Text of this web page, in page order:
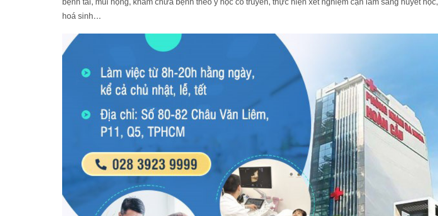
bệnh tai, mũi họng, khám chữa bệnh theo y học cổ truyền, thực hiện xét nghiệm cận lâm sàng huyết học,
hoá sinh…